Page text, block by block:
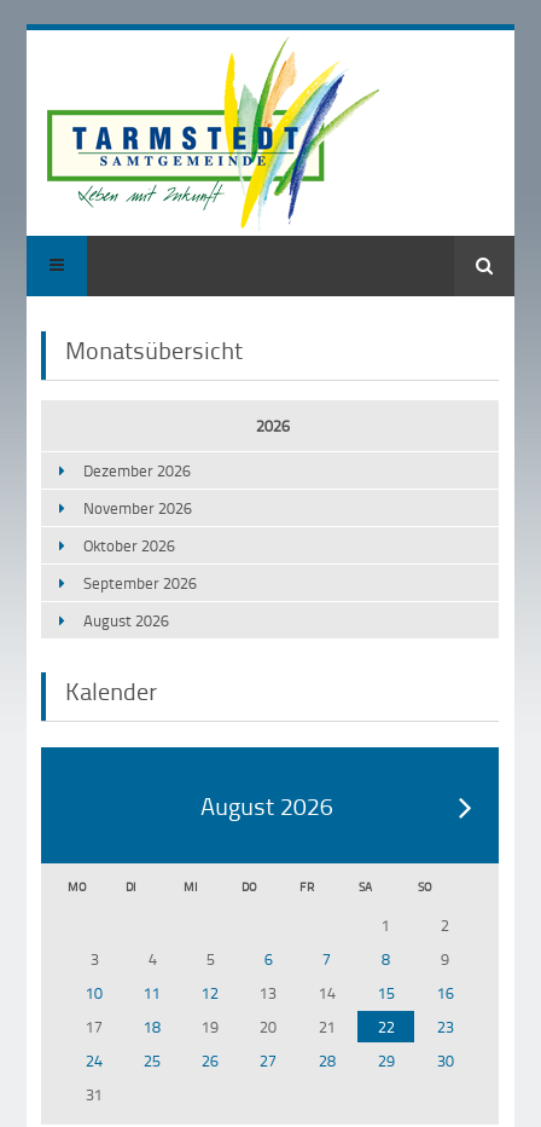
Suche
Monatsübersicht
2026
Dezember 2026
November 2026
Oktober 2026
September 2026
August 2026
Kalender
August 2026
MO DI MI DO FR SA SO
1
2
3
4 5 6 7 8
9
10
11 12 13 14 15
16
17
18 19 20 21 22
23
24
25 26 27 28 29
30
31